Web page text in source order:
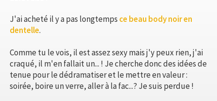
J'ai acheté il y a pas longtemps ce beau body noir en
dentelle.
Comme tu le vois, il est assez sexy mais j'y peux rien, j'ai
craqué, il m'en fallait un... ! Je cherche donc des idées de
tenue pour le dédramatiser et le mettre en valeur :
soirée, boire un verre, aller à la fac...? Je suis perdue !